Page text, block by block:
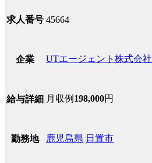
求人番号 45664
企業 UTエージェント株式会社
給与詳細 月収例 198,000円
勤務地 鹿児島県 日置市